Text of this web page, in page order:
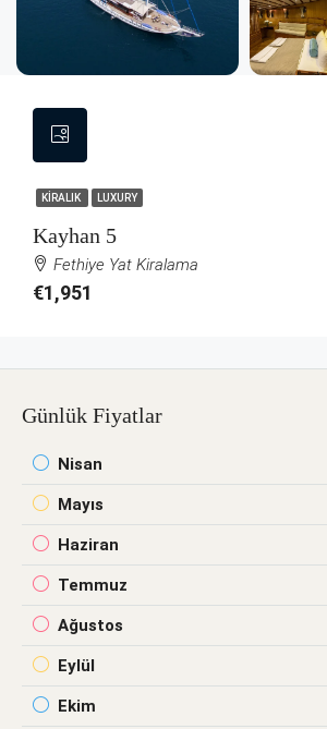
KIRALIK LUXURY
Kayhan 5
Fethiye Yat Kiralama
€1,951
Günlük Fiyatlar
Nisan
Mayıs
Haziran
Temmuz
Ağustos
Eylül
Ekim